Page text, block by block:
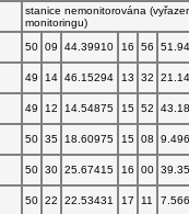
stanice nemonitorována
monitoringu)
50 09 44.39910 16 56
49 14 46.15294 13 32
49 12 14.54875 15 52
50 35 18.60975 15 08
50 30 25.67415 16 00
50 22 22.53431 17 11